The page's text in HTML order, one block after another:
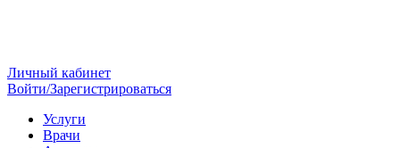
Личный кабинет
Войти/Зарегистрироваться
Услуги
Врачи